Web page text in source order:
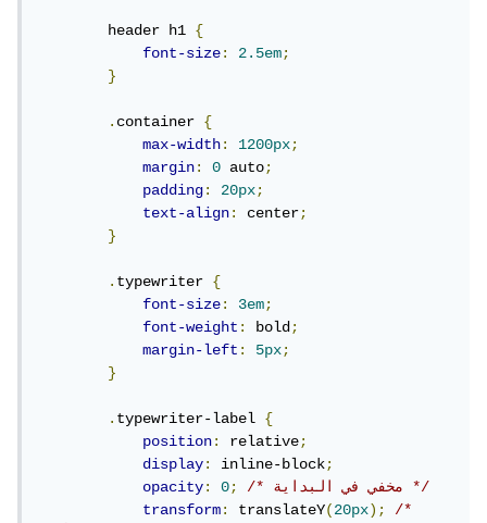
        header h1
{
font-size: 2.5em;
}
.container {
max-width: 1200px;
margin: 0 auto;
padding: 20px;
text-align: center;
}
.typewriter {
font-size: 3em;
font-weight: bold;
margin-left: 5px;
}
.typewriter-label {
position: relative;
display: inline-block;
opacity: 0;
/* مخفي في البداية */
transform: translateY(20px);
/*